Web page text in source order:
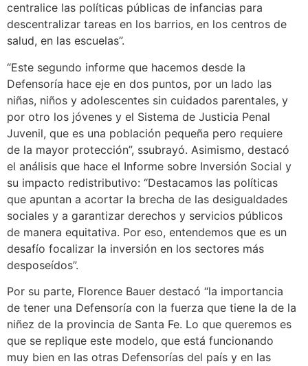
centralice las políticas públicas de infancias para
descentralizar tareas en los barrios, en los centros de
salud, en las escuelas”.
“Este segundo informe que hacemos desde la
Defensoría hace eje en dos puntos, por un lado las
niñas, niños y adolescentes sin cuidados parentales, y
por otro los jóvenes y el Sistema de Justicia Penal
Juvenil, que es una población pequeña pero requiere
de la mayor protección”, ssubrayó. Asimismo, destacó
el análisis que hace el Informe sobre Inversión Social y
su impacto redistributivo: “Destacamos las políticas
que apuntan a acortar la brecha de las desigualdades
sociales y a garantizar derechos y servicios públicos
de manera equitativa. Por eso, entendemos que es un
desafío focalizar la inversión en los sectores más
desposeídos”.
Por su parte, Florence Bauer destacó “la importancia
de tener una Defensoría con la fuerza que tiene la de la
niñez de la provincia de Santa Fe. Lo que queremos es
que se replique este modelo, que está funcionando
muy bien en las otras Defensorías del país y en las